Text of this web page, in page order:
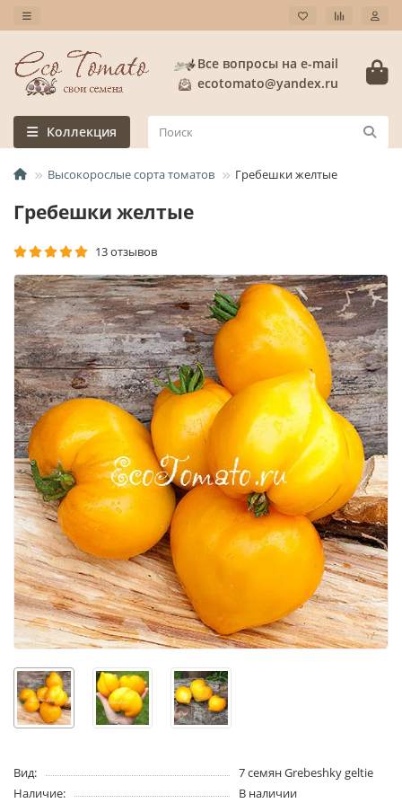
Все вопросы на e-mail
ecotomato@yandex.ru
Коллекция
Высокорослые сорта томатов Гребешки желтые
Гребешки желтые
13 отзывов
Вид:
7 семян Grebeshky geltie
Наличие:
В наличии